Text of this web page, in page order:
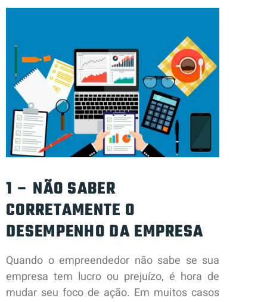
1 – NÃO SABER
CORRETAMENTE O
DESEMPENHO DA EMPRESA
Quando o empreendedor não sabe se sua
empresa tem lucro ou prejuízo, é hora de
mudar seu foco de ação. Em muitos casos